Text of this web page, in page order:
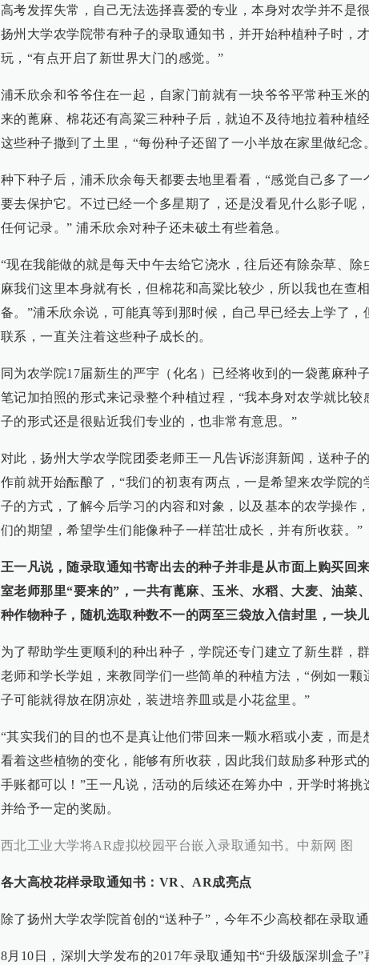
高考发挥失常，自己无法选择喜爱的专业，本身对农学并不是
扬州大学农学院带有种子的录取通知书，并开始种植种子时，
玩，“有点开启了新世界大门的感觉。”
浦禾欣余和爷爷住在一起，自家门前就有一块爷爷平常种玉米
来的蓖麻、棉花还有高粱三种种子后，就迫不及待地拉着种植
这些种子撒到了土里，“每份种子还留了一小半放在家里做纪念
种下种子后，浦禾欣余每天都要去地里看看，“感觉自己多了一
要去保护它。不过已经一个多星期了，还是没看见什么影子呢
任何记录。” 浦禾欣余对种子还未破土有些着急。
“现在我能做的就是每天中午去给它浇水，往后还有除杂草、除
麻我们这里本身就有长，但棉花和高粱比较少，所以我也在查
备。”浦禾欣余说，可能真等到那时候，自己早已经去上学了，
联系，一直关注着这些种子成长的。
同为农学院17届新生的严宇（化名）已经将收到的一袋蓖麻种
笔记加拍照的形式来记录整个种植过程，“我本身对农学就比较
子的形式还是很贴近我们专业的，也非常有意思。”
对此，扬州大学农学院团委老师王一凡告诉澎湃新闻，送种子
作前就开始酝酿了，“我们的初衷有两点，一是希望来农学院的
子的方式，了解今后学习的内容和对象，以及基本的农学操作
们的期望，希望学生们能像种子一样茁壮成长，并有所收获。”
王一凡说，随录取通知书寄出去的种子并非是从市面上购买回
室老师那里“要来的”，一共有蓖麻、玉米、水稻、大麦、油菜
种作物种子，随机选取种数不一的两至三袋放入信封里，一块
为了帮助学生更顺利的种出种子，学院还专门建立了新生群，
老师和学长学姐，来教同学们一些简单的种植方法，“例如一
子可能就得放在阴凉处，装进培养皿或是小花盆里。”
“其实我们的目的也不是真让他们带回来一颗水稻或小麦，而是
看着这些植物的变化，能够有所收获，因此我们鼓励多种形式
手账都可以！”王一凡说，活动的后续还在筹办中，开学时将挑
并给予一定的奖励。
西北工业大学将AR虚拟校园平台嵌入录取通知书。中新网 图
各大高校花样录取通知书：VR、AR成亮点
除了扬州大学农学院首创的“送种子”，今年不少高校都在录取
8月10日，深圳大学发布的2017年录取通知书“升级版深圳盒子”